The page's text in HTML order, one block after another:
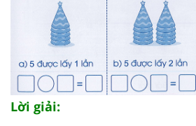
Lời giải: